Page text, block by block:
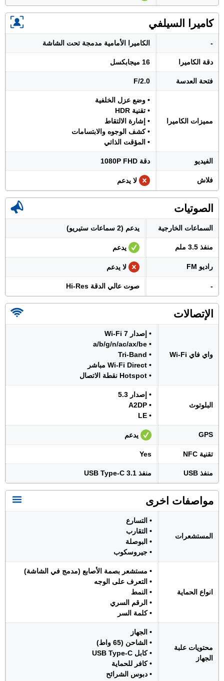
كاميرا السيلفي
- الكاميرا الأمامية مدمجة تحت الشاشة
دقة الكاميرا 16 ميجابكسل
فتحة العدسة F/2.0
مميزات الكاميرا
• وضع عزل الخلفية
• تقنية HDR
• إشارة الالتقاط
• كشف الوجوه والابتسامات
• المؤقت الذاتي
الفيديو دقة 1080P FHD
فلاش لا يدعم
الصوتيات
السماعات الخارجية يدعم (2 سماعات ستيريو)
منفذ 3.5 ملم يدعم
راديو FM لا يدعم
- صوت عالي الدقة Hi-Res
الإتصالات
واي فاي Wi-Fi
• إصدار Wi-Fi 7
• a/b/g/n/ac/ax/be
• Tri-Band
• Wi-Fi Direct مباشر
• Hotspot نقطة الاتصال
البلوتوث
• إصدار 5.3
• A2DP
• LE
GPS يدعم
تقنية NFC Yes
منفذ USB منفذ USB Type-C 3.1
مواصفات اخرى
المستشعرات
• التسارع
• التقارب
• البوصلة
• جيروسكوب
انواع الحماية
• مستشعر بصمة الأصابع (مدمج في الشاشة)
• التعرف على الوجه
• النمط
• الرقم السري
• كلمة السر
محتويات علبة
الجهاز
• الجهاز
• الشاحن (65 واط)
• كابل USB Type-C
• كافر للحماية
• دبوس الشرائح